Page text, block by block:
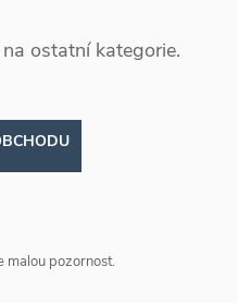
ostatní kategorie.
malou pozornost.